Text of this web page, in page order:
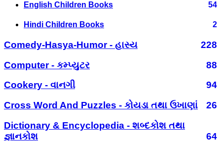
English Children Books 54
Hindi Children Books 2
Comedy-Hasya-Humor - હાસ્ય
228
Computer - કમ્પ્યુટર
88
Cookery - વાનગી
94
Cross Word And Puzzles - કોયડા તથા ઉખાણાં
26
Dictionary & Encyclopedia - શબ્દકોશ તથા
જ્ઞાનકોશ
64